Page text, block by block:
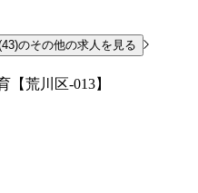
のその他の求人を見る
荒川区-013】